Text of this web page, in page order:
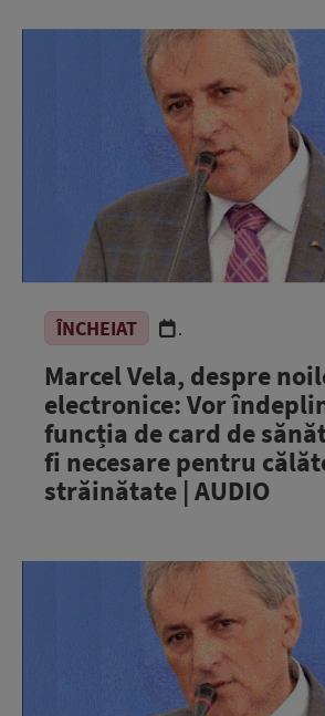
ÎNCHEIAT .
Marcel Vela, despre
electronice: Vor
funcția de card de
fi necesare pentru
străinătate | AUDIO